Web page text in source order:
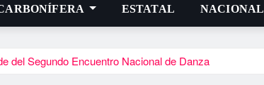
ESTATAL NACIONAL
del Segundo Encuentro Nacional de Danza